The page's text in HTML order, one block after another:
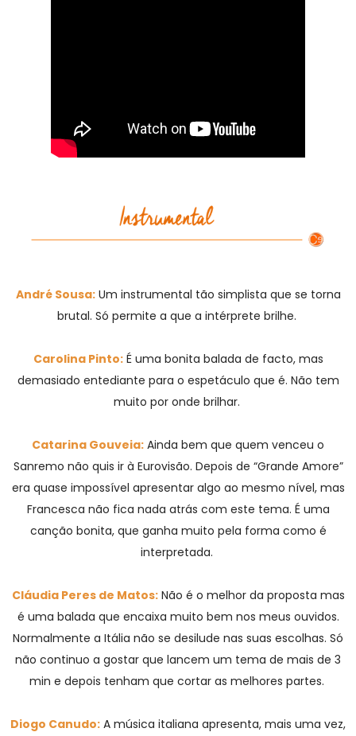
André Sousa:Um instrumental tão simplista que se torna
brutal. Só permite a que a intérprete brilhe.
Carolina Pinto:É uma bonita balada de facto, mas
demasiado entediante para o espetáculo que é. Não tem
muito por onde brilhar.
Catarina Gouveia: Ainda bem que quem venceu o
Sanremo não quis ir à Eurovisão. Depois de “Grande Amore”
era quase impossível apresentar algo ao mesmo nível, mas
Francesca não fica nada atrás com este tema. É uma
canção bonita, que ganha muito pela forma como é
interpretada.
Cláudia Peres de Matos:Não é o melhor da proposta mas
é uma balada que encaixa muito bem nos meus ouvidos.
Normalmente a Itália não se desilude nas suas escolhas. Só
não continuo a gostar que lancem um tema de mais de 3
min e depois tenham que cortar as melhores partes.
Diogo Canudo: A música italiana apresenta, mais uma vez,